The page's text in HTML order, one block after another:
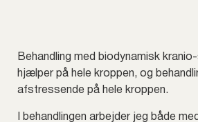
Behandling med biodynamisk
hjælper på hele kroppen, og
afstressende på hele kroppen.
I behandlingen arbejder jeg både